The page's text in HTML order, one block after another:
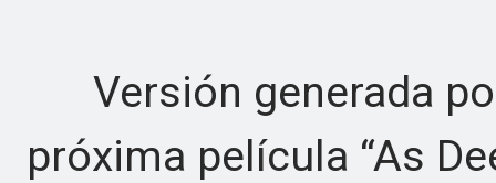
Versión generada
próxima película “As